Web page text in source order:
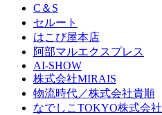
C＆S
セルート
はこび屋本店
阿部マルエクスプレス
AI-SHOW
株式会社MIRAIS
物流時代／株式会社貴順
なでしこTOKYO株式会社